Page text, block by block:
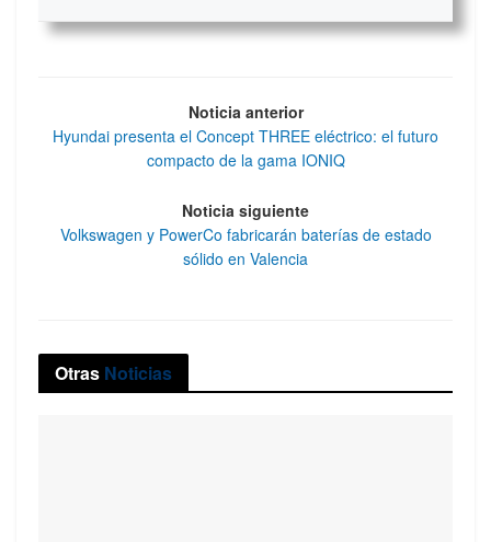
Noticia anterior
Hyundai presenta el Concept THREE eléctrico: el futuro
compacto de la gama IONIQ
Noticia siguiente
Volkswagen y PowerCo fabricarán baterías de estado
sólido en Valencia
Otras Noticias